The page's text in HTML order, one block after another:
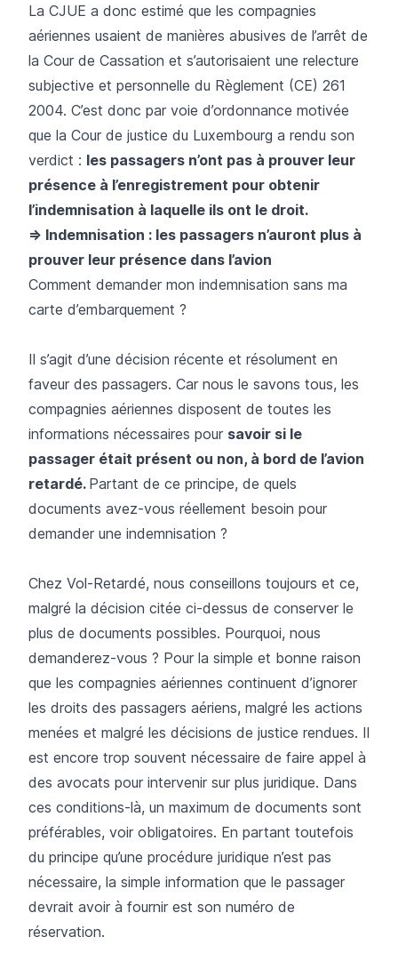
La CJUE a donc estimé que les compagnies
aériennes usaient de manières abusives de l’arrêt de
la Cour de Cassation et s’autorisaient une relecture
subjective et personnelle du Règlement (CE) 261
2004. C’est donc par voie d’ordonnance motivée
que la Cour de justice du Luxembourg a rendu son
verdict : les passagers n’ont pas à prouver leur
présence à l’enregistrement pour obtenir
l’indemnisation à laquelle ils ont le droit.
=> Indemnisation : les passagers n’auront plus à
prouver leur présence dans l’avion
Comment demander mon indemnisation sans ma
carte d’embarquement ?
Il s’agit d’une décision récente et résolument en
faveur des passagers. Car nous le savons tous, les
compagnies aériennes disposent de toutes les
informations nécessaires pour savoir si le
passager était présent ou non, à bord de l’avion
retardé. Partant de ce principe, de quels
documents avez-vous réellement besoin pour
demander une indemnisation ?
Chez Vol-Retardé, nous conseillons toujours et ce,
malgré la décision citée ci-dessus de conserver le
plus de documents possibles. Pourquoi, nous
demanderez-vous ? Pour la simple et bonne raison
que les compagnies aériennes continuent d’ignorer
les droits des passagers aériens, malgré les actions
menées et malgré les décisions de justice rendues. Il
est encore trop souvent nécessaire de faire appel à
des avocats pour intervenir sur plus juridique. Dans
ces conditions-là, un maximum de documents sont
préférables, voir obligatoires. En partant toutefois
du principe qu’une procédure juridique n’est pas
nécessaire, la simple information que le passager
devrait avoir à fournir est son numéro de
réservation.